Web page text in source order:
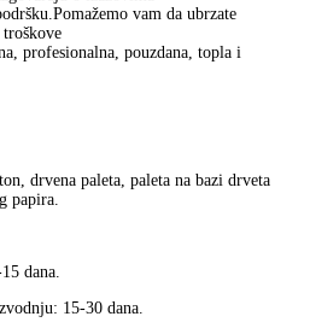
vam da ubrzate
profesionalna, pouzdana, topla i
drvena paleta, paleta na bazi drveta
papira.
dana.
15-30 dana.